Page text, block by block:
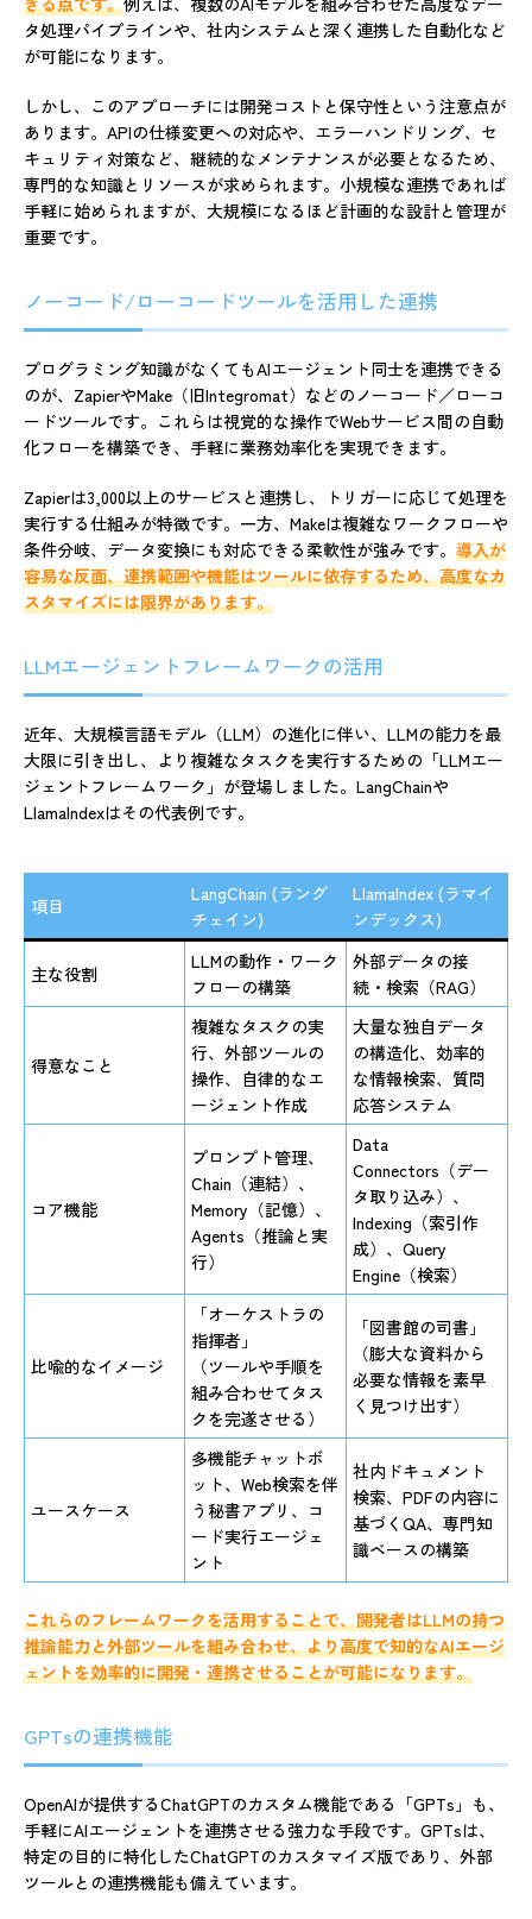
タ処理パイプラインや、社内システムと深く連携した自動化など
が可能になります。
しかし、このアプローチには開発コストと保守性という注意点が
あります。APIの仕様変更への対応や、エラーハンドリング、セ
キュリティ対策など、継続的なメンテナンスが必要となるため、
専門的な知識とリソースが求められます。小規模な連携であれば
手軽に始められますが、大規模になるほど計画的な設計と管理が
重要です。
ノーコード/ローコードツールを活用した連携
プログラミング知識がなくてもAIエージェント同士を連携できる
のが、ZapierやMake（旧Integromat）などのノーコード／ローコ
ードツールです。これらは視覚的な操作でWebサービス間の自動
化フローを構築でき、手軽に業務効率化を実現できます。
Zapierは3,000以上のサービスと連携し、トリガーに応じて処理を
実行する仕組みが特徴です。一方、Makeは複雑なワークフローや
条件分岐、データ変換にも対応できる柔軟性が強みです。 導入が
容易な反面、連携範囲や機能はツールに依存するため、高度なカ
スタマイズには限界があります。
LLMエージェントフレームワークの活用
近年、大規模言語モデル（LLM）の進化に伴い、LLMの能力を最
大限に引き出し、より複雑なタスクを実行するための「LLMエー
ジェントフレームワーク」が登場しました。LangChainや
LlamaIndexはその代表例です。
項目
LangChain (ラング
チェイン)
LlamaIndex (ラマイ
ンデックス)
主な役割
LLMの動作・ワーク
フローの構築
外部データの接
続・検索（RAG）
得意なこと
複雑なタスクの実
行、外部ツールの
操作、自律的なエ
ージェント作成
大量な独自データ
の構造化、効率的
な情報検索、質問
応答システム
コア機能
プロンプト管理、
Chain（連結）、
Memory（記憶）、
Agents（推論と実
行）
Data
Connectors（デー
タ取り込み）、
Indexing（索引作
成）、Query
Engine（検索）
比喩的なイメージ
「オーケストラの
指揮者」
（ツールや手順を
組み合わせてタス
クを完遂させる）
「図書館の司書」
（膨大な資料から
必要な情報を素早
く見つけ出す）
ユースケース
多機能チャットボ
ット、Web検索を伴
う秘書アプリ、コ
ード実行エージェ
ント
社内ドキュメント
検索、PDFの内容に
基づくQA、専門知
識ベースの構築
これらのフレームワークを活用することで、開発者はLLMの持つ
推論能力と外部ツールを組み合わせ、より高度で知的なAIエージ
ェントを効率的に開発・連携させることが可能になります。
GPTsの連携機能
OpenAIが提供するChatGPTのカスタム機能である「GPTs」も、
手軽にAIエージェントを連携させる強力な手段です。GPTsは、
特定の目的に特化したChatGPTのカスタマイズ版であり、外部
ツールとの連携機能も備えています。